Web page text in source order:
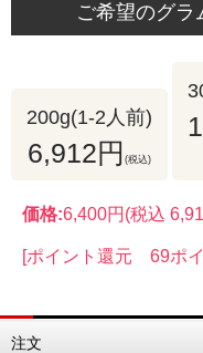
ご希望のグ
200g(1-2人前)
6,912円 (税込)
価格:6,400円 (税込
[ポイント還元 69ポ
注文